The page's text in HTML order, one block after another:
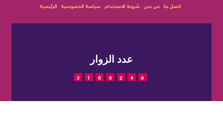
الرئيسية سياسة الخصوصية شروط الاستخدام من نحن اتصل بنا
عدد الزوار
3 1 6 6 2 4 9